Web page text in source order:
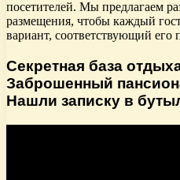
посетителей. Мы предлагаем
размещения, чтобы каждый
вариант, соответствующий
Секретная база
Заброшенный
Нашли записку в